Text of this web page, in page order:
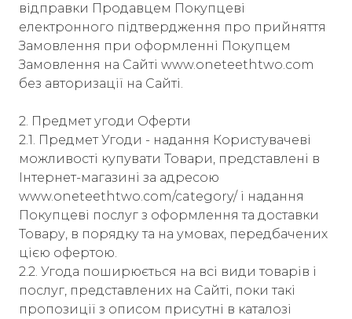
відправки Продавцем Покупцеві
електронного підтвердження про прийняття
Замовлення при оформленні Покупцем
Замовлення на Сайті www.oneteethtwo.com
без авторизації на Сайті.
2. Предмет угоди Оферти
2.1. Предмет Угоди - надання Користувачеві
можливості купувати Товари, представлені в
Інтернет-магазині за адресою
www.oneteethtwo.com/category/ і надання
Покупцеві послуг з оформлення та доставки
Товару, в порядку та на умовах, передбачених
цією офертою.
2.2. Угода поширюється на всі види товарів і
послуг, представлених на Сайті, поки такі
пропозиції з описом присутні в каталозі